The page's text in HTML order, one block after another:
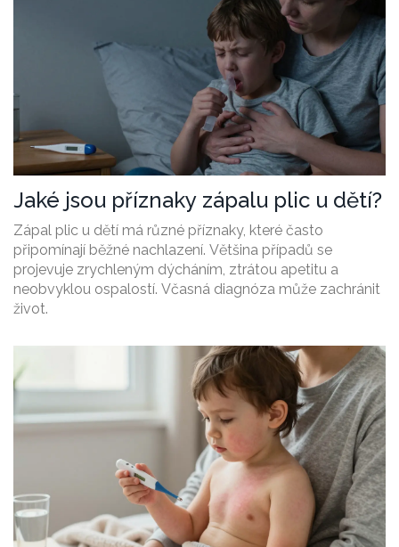
Jaké jsou příznaky zápalu plic u dětí?
Zápal plic u dětí má různé příznaky, které často
připomínají běžné nachlazení. Většina případů se
projevuje zrychleným dýcháním, ztrátou apetitu a
neobvyklou ospalostí. Včasná diagnóza může zachránit
život.